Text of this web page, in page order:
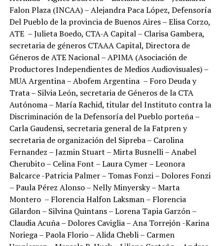
Falon Plaza (INCAA) – Alejandra Paca López, Defensoría
Del Pueblo de la provincia de Buenos Aires – Elisa Corzo,
ATE – Julieta Boedo, CTA-A Capital – Clarisa Gambera,
secretaria de géneros CTAAA Capital, Directora de
Géneros de ATE Nacional – APIMA (Asociación de
Productores Independientes de Medios Audiovisuales) –
MUA Argentina – Abofem Argentina – Foro Deuda y
Trata – Silvia León, secretaria de Géneros de la CTA
Autónoma – María Rachid, titular del Instituto contra la
Discriminación de la Defensoría del Pueblo porteña –
Carla Gaudensi, secretaria general de la Fatpren y
secretaria de organización del Sipreba – Carolina
Fernandez – Jazmin Stuart – Mirta Busnelli – Anabel
Cherubito – Celina Font – Laura Cymer – Leonora
Balcarce -Patricia Palmer – Tomas Fonzi – Dolores Fonzi
– Paula Pérez Alonso – Nelly Minyersky – Marta
Montero – Florencia Halfon Laksman – Florencia
Gilardon – Silvina Quintans – Lorena Tapia Garzón –
Claudia Acuña – Dolores Caviglia – Ana Torrejón -Karina
Noriega – Paola Florio – Alida Chebli – Carmen